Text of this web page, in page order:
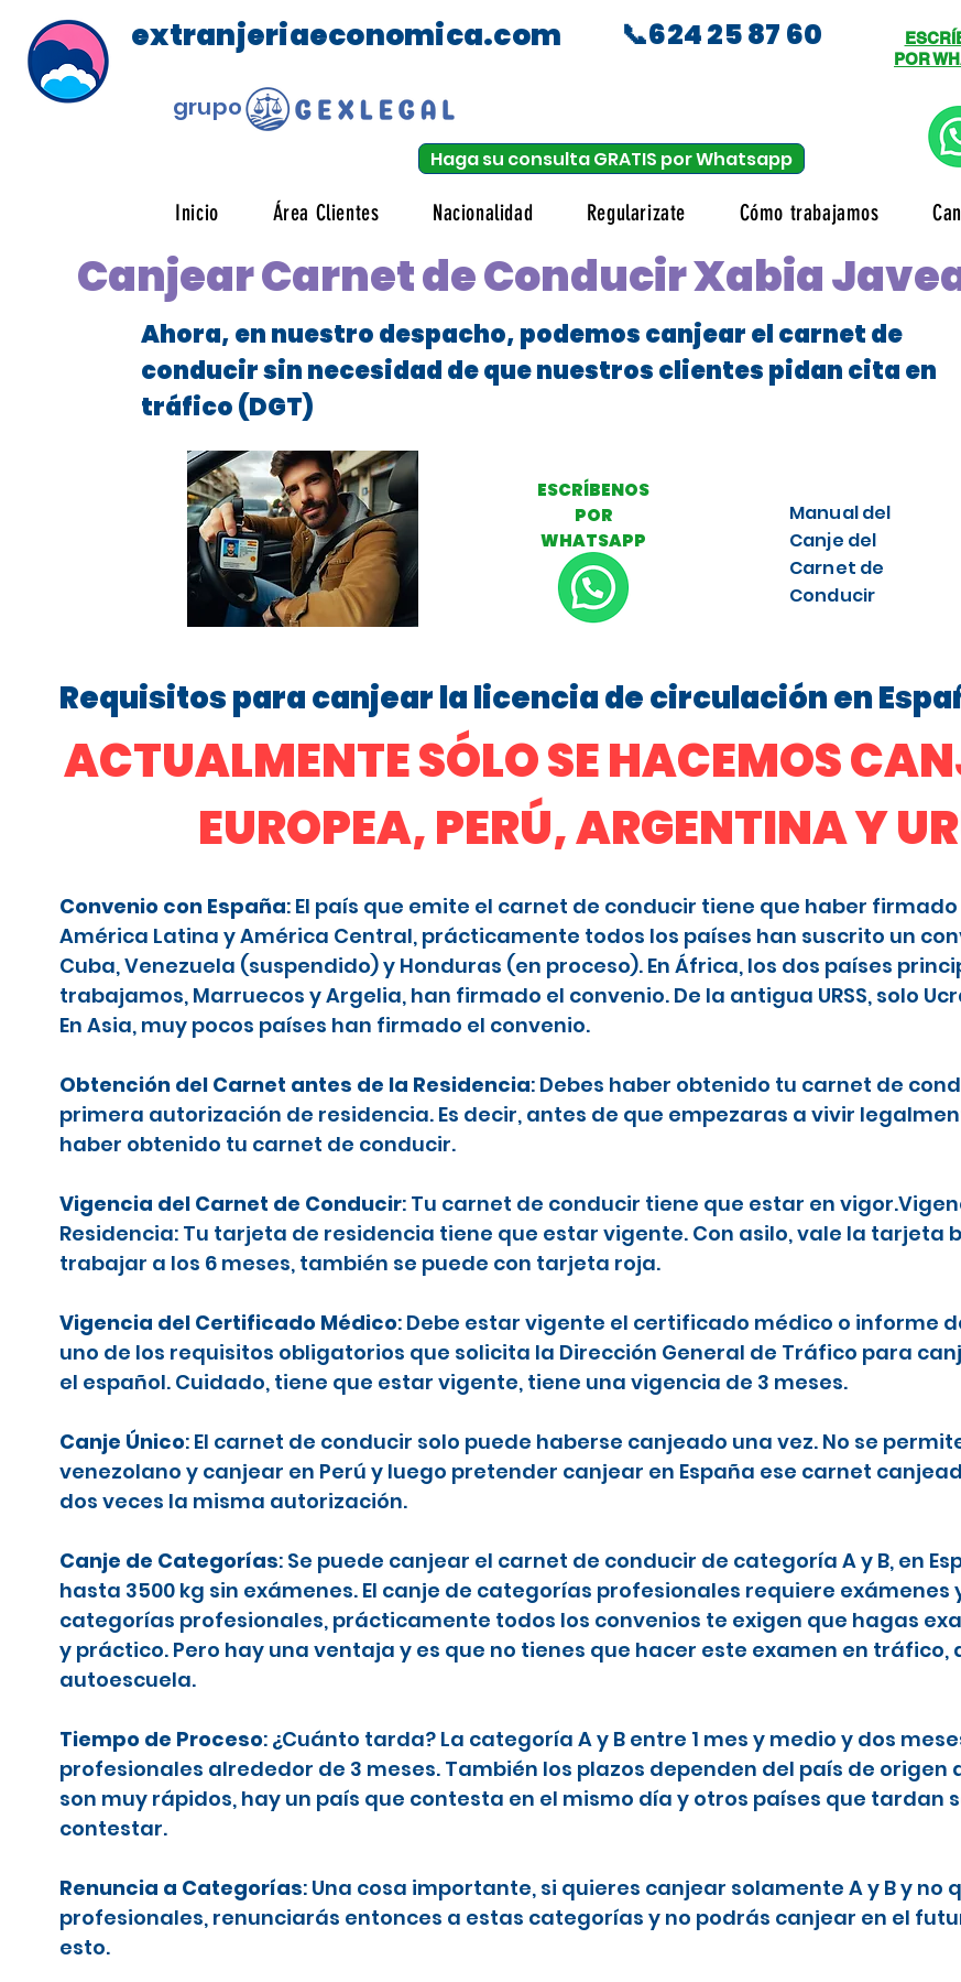
extranjeriaeconomica.com
grupo
📞624 25 87 60
Haga su consulta GRATIS por Whatsapp
POR
Inicio Área Clientes Nacionalidad Regularizate Cómo trabajamos
Canjear Carnet de Conducir Xabia
Ahora, en nuestro despacho, podemos canjear el carnet de
conducir sin necesidad de que nuestros clientes pidan cita en
tráfico (DGT)
ESCRÍBENOS
POR
WHATSAPP
Manual del
Canje del
Carnet de
Conducir
Requisitos para canjear la licencia de circulación en
ACTUALMENTE SÓLO SE HACEMOS
EUROPEA, PERÚ, ARGENTINA Y
Convenio con España: El país que emite el carnet de conducir tiene que haber firmado
América Latina y América Central, prácticamente todos los países han suscrito un
Cuba, Venezuela (suspendido) y Honduras (en proceso). En África, los dos países
trabajamos, Marruecos y Argelia, han firmado el convenio. De la antigua URSS, solo
En Asia, muy pocos países han firmado el convenio.
Obtención del Carnet antes de la Residencia: Debes haber obtenido tu carnet de
primera autorización de residencia. Es decir, antes de que empezaras a vivir
haber obtenido tu carnet de conducir.
Vigencia del Carnet de Conducir: Tu carnet de conducir tiene que estar en
Residencia: Tu tarjeta de residencia tiene que estar vigente. Con asilo, vale la tarjeta
trabajar a los 6 meses, también se puede con tarjeta roja.
Vigencia del Certificado Médico: Debe estar vigente el certificado médico o informe
uno de los requisitos obligatorios que solicita la Dirección General de Tráfico para
el español. Cuidado, tiene que estar vigente, tiene una vigencia de 3 meses.
Canje Único: El carnet de conducir solo puede haberse canjeado una vez. No se
venezolano y canjear en Perú y luego pretender canjear en España ese carnet
dos veces la misma autorización.
Canje de Categorías: Se puede canjear el carnet de conducir de categoría A y B, en
hasta 3500 kg sin exámenes. El canje de categorías profesionales requiere exámenes
categorías profesionales, prácticamente todos los convenios te exigen que hagas
y práctico. Pero hay una ventaja y es que no tienes que hacer este examen en tráfico,
autoescuela.
Tiempo de Proceso: ¿Cuánto tarda? La categoría A y B entre 1 mes y medio y dos
profesionales alrededor de 3 meses. También los plazos dependen del país de origen
son muy rápidos, hay un país que contesta en el mismo día y otros países que tardan
contestar.
Renuncia a Categorías: Una cosa importante, si quieres canjear solamente A y B y
profesionales, renunciarás entonces a estas categorías y no podrás canjear en el
esto.